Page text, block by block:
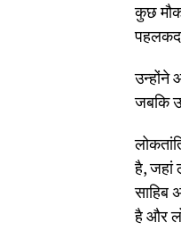
कुछ
उन्होंने
जबकि
है, जहां
साहिब
है और